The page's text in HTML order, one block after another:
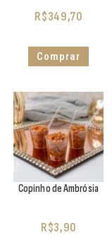
R$349,70
Comprar
Copinho de Ambrósia
R$3,90